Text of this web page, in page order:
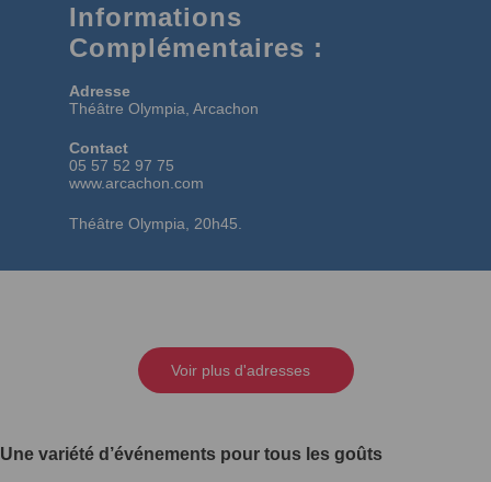
Informations
Complémentaires :
Adresse
Théâtre Olympia, Arcachon
Contact
05 57 52 97 75
www.arcachon.com
Théâtre Olympia, 20h45.
Voir plus d'adresses
Une variété d’événements pour tous les goûts